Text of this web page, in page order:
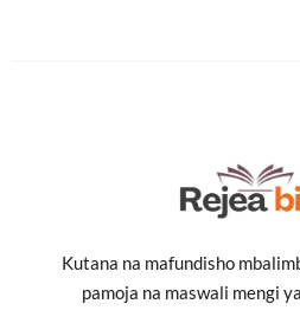
Kutana na mafundisho
pamoja na maswali mengi